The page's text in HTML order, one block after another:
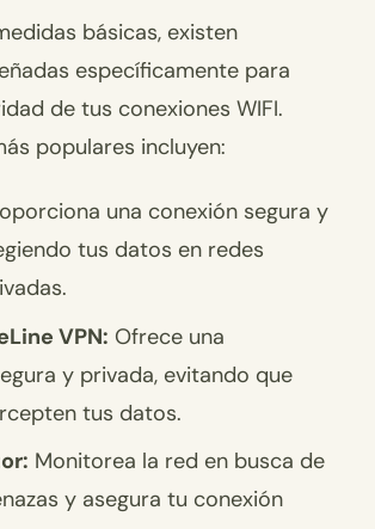
básicas, existen
específicamente para
de tus conexiones WIFI.
populares incluyen:
una conexión segura y
tus datos en redes
VPN: Ofrece una
y privada, evitando que
tus datos.
Monitorea la red en busca de
y asegura tu conexión